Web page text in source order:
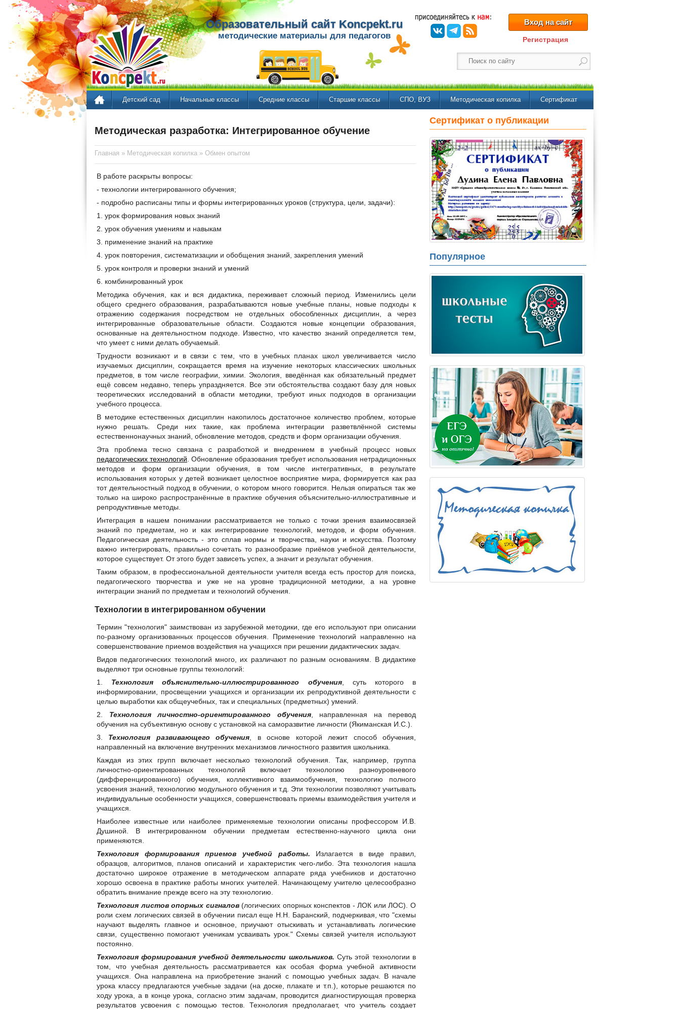
Образовательный сайт Koncpekt.ru
методические материалы для педагогов
Вход на сайт
Регистрация
Детский сад Начальные классы Средние классы Старшие классы СПО, ВУЗ Методическая копилка Сертификат
Методическая разработка: Интегрированное обучение
Главная » Методическая копилка » Обмен опытом
В работе раскрыты вопросы:
- технологии интегрированного обучения;
- подробно расписаны типы и формы интегрированных уроков (структура, цели, задачи):
1. урок формирования новых знаний
2. урок обучения умениям и навыкам
3. применение знаний на практике
4. урок повторения, систематизации и обобщения знаний, закрепления умений
5. урок контроля и проверки знаний и умений
6. комбинированный урок
Методика обучения, как и вся дидактика, переживает сложный период. Изменились цели
общего среднего образования, разрабатываются новые учебные планы, новые подходы к
отражению содержания посредством не отдельных обособленных дисциплин, а через
интегрированные образовательные области. Создаются новые концепции образования,
основанные на деятельностном подходе. Известно, что качество знаний определяется тем,
что умеет с ними делать обучаемый.
Трудности возникают и в связи с тем, что в учебных планах школ увеличивается число
изучаемых дисциплин, сокращается время на изучение некоторых классических школьных
предметов, в том числе географии, химии. Экология, введённая как обязательный предмет
ещё совсем недавно, теперь упраздняется. Все эти обстоятельства создают базу для новых
теоретических исследований в области методики, требуют иных подходов в организации
учебного процесса.
В методике естественных дисциплин накопилось достаточное количество проблем, которые
нужно решать. Среди них такие, как проблема интеграции разветвлённой системы
естественнонаучных знаний, обновление методов, средств и форм организации обучения.
Эта проблема тесно связана с разработкой и внедрением в учебный процесс новых
педагогических технологий. Обновление образования требует использования нетрадиционных
методов и форм организации обучения, в том числе интегративных, в результате
использования которых у детей возникает целостное восприятие мира, формируется как раз
тот деятельностный подход в обучении, о котором много говорится. Нельзя опираться так же
только на широко распространённые в практике обучения объяснительно-иллюстративные и
репродуктивные методы.
Интеграция в нашем понимании рассматривается не только с точки зрения взаимосвязей
знаний по предметам, но и как интегрирование технологий, методов, и форм обучения.
Педагогическая деятельность - это сплав нормы и творчества, науки и искусства. Поэтому
важно интегрировать, правильно сочетать то разнообразие приёмов учебной деятельности,
которое существует. От этого будет зависеть успех, а значит и результат обучения.
Таким образом, в профессиональной деятельности учителя всегда есть простор для поиска,
педагогического творчества и уже не на уровне традиционной методики, а на уровне
интеграции знаний по предметам и технологий обучения.
Технологии в интегрированном обучении
Термин "технология" заимствован из зарубежной методики, где его используют при описании
по-разному организованных процессов обучения. Применение технологий направленно на
совершенствование приемов воздействия на учащихся при решении дидактических задач.
Видов педагогических технологий много, их различают по разным основаниям. В дидактике
выделяют три основные группы технологий:
1. Технология объяснительно-иллюстрированного обучения, суть которого в
информировании, просвещении учащихся и организации их репродуктивной деятельности с
целью выработки как общеучебных, так и специальных (предметных) умений.
2. Технология личностно-ориентированного обучения, направленная на перевод
обучения на субъективную основу с установкой на саморазвитие личности (Якиманская И.С.).
3. Технология развивающего обучения , в основе которой лежит способ обучения,
направленный на включение внутренних механизмов личностного развития школьника.
Каждая из этих групп включает несколько технологий обучения. Так, например, группа
личностно-ориентированных технологий включает технологию разноуровневого
(дифференцированного) обучения, коллективного взаимообучения, технологию полного
усвоения знаний, технологию модульного обучения и т.д. Эти технологии позволяют учитывать
индивидуальные особенности учащихся, совершенствовать приемы взаимодействия учителя и
учащихся.
Наиболее известные или наиболее применяемые технологии описаны профессором И.В.
Душиной. В интегрированном обучении предметам естественно-научного цикла они
применяются.
Технология формирования приемов учебной работы. Излагается в виде правил,
образцов, алгоритмов, планов описаний и характеристик чего-либо. Эта технология нашла
достаточно широкое отражение в методическом аппарате ряда учебников и достаточно
хорошо освоена в практике работы многих учителей. Начинающему учителю целесообразно
обратить внимание прежде всего на эту технологию.
Технология листов опорных сигналов (логических опорных конспектов - ЛОК или ЛОС). О
роли схем логических связей в обучении писал еще Н.Н. Баранский, подчеркивая, что "схемы
научают выделять главное и основное, приучают отыскивать и устанавливать логические
связи, существенно помогают ученикам усваивать урок." Схемы связей учителя используют
постоянно.
Технология формирования учебной деятельности школьников. Суть этой технологии в
том, что учебная деятельность рассматривается как особая форма учебной активности
учащихся. Она направлена на приобретение знаний с помощью учебных задач. В начале
урока классу предлагаются учебные задачи (на доске, плакате и т.п.), которые решаются по
ходу урока, а в конце урока, согласно этим задачам, проводится диагностирующая проверка
результатов усвоения с помощью тестов. Технология предполагает, что учитель создает
Сертификат о публикации
Популярное